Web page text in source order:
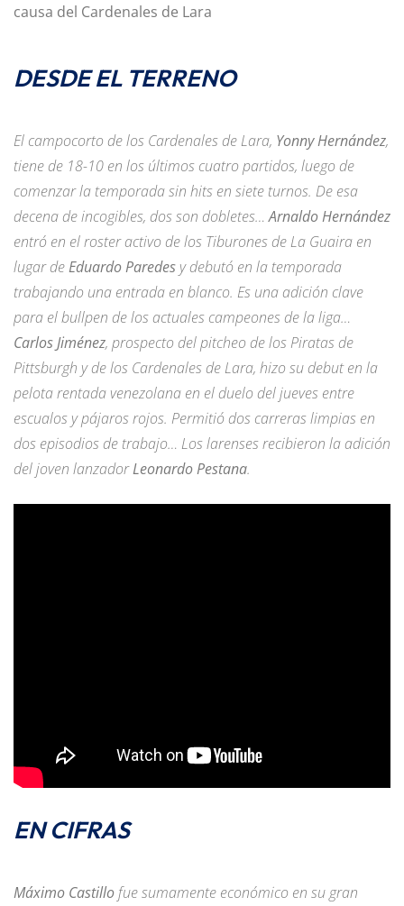
causa del Cardenales de Lara
DESDE EL TERRENO
El campocorto de los Cardenales de Lara, Yonny Hernández,
tiene de 18-10 en los últimos cuatro partidos, luego de
comenzar la temporada sin hits en siete turnos. De esa
decena de incogibles, dos son dobletes…Arnaldo Hernández
entró en el roster activo de los Tiburones de La Guaira en
lugar deEduardo Paredes y debutó en la temporada
trabajando una entrada en blanco. Es una adición clave
para el bullpen de los actuales campeones de la liga…
Carlos Jiménez, prospecto del pitcheo de los Piratas de
Pittsburgh y de los Cardenales de Lara, hizo su debut en la
pelota rentada venezolana en el duelo del jueves entre
escualos y pájaros rojos. Permitió dos carreras limpias en
dos episodios de trabajo… Los larenses recibieron la adición
del joven lanzadorLeonardo Pestana.
EN CIFRAS
Máximo Castillofue sumamente económico en su gran